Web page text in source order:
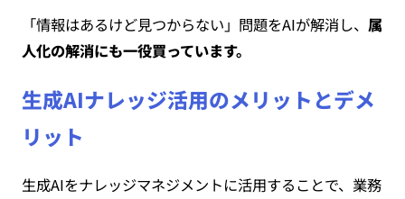
「情報はあるけど見つからない」問題をAIが解消し、 属
人化の解消にも一役買っています。
生成AIナレッジ活用のメリットとデメ
リット
生成AIをナレッジマネジメントに活用することで、業務